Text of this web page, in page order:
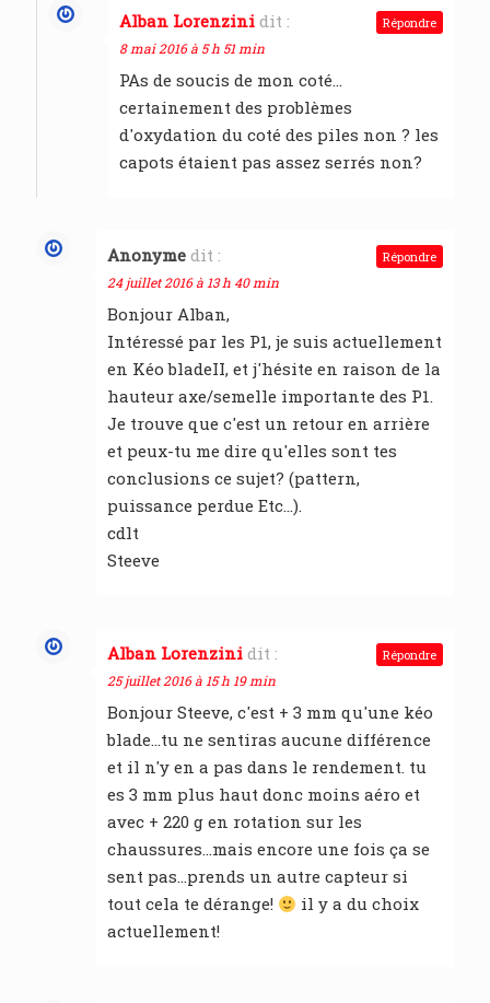
Alban Lorenzini dit :
8 mai 2016 à 5 h 51 min
PAs de soucis de mon coté…
certainement des problèmes
d'oxydation du coté des piles non ? les
capots étaient pas assez serrés non?
Répondre
Anonyme dit :
24 juillet 2016 à 13 h 40 min
Bonjour Alban,
Intéressé par les P1, je suis actuellement
en Kéo bladeII, et j'hésite en raison de la
hauteur axe/semelle importante des P1.
Je trouve que c'est un retour en arrière
et peux-tu me dire qu'elles sont tes
conclusions ce sujet? (pattern,
puissance perdue Etc…).
cdlt
Steeve
Répondre
Alban Lorenzini dit :
25 juillet 2016 à 15 h 19 min
Bonjour Steeve, c'est + 3 mm qu'une kéo
blade…tu ne sentiras aucune différence
et il n'y en a pas dans le rendement. tu
es 3 mm plus haut donc moins aéro et
avec + 220 g en rotation sur les
chaussures…mais encore une fois ça se
sent pas…prends un autre capteur si
tout cela te dérange!
il y a du choix
actuellement!
Répondre